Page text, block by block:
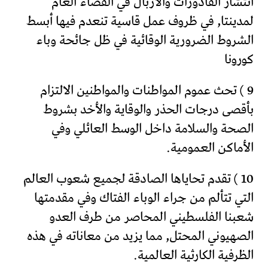
لمدينتا, في ظروف عمل قاسية تنعدم فيها أبسط
الشروط الضرورية الوقائية في ظل جائحة وباء
كورونا
9 ) تحث عموم المواطنات والمواطنين الالتزام
بأقصى درجات الحذر والوقاية والأخد بشروط
الصحة والسلامة داخل الوسط العائلي وفي
الأماكن العمومية.
10 ) تقدم تحاياها الصادقة لجميع شعوب العالم
التي تتألم من جراء الوباء الفتاك وفي مقدمتها
شعبنا الفلسطيني المحاصر من طرف العدو
الصهيوني المحتل, مما يزيد من معاناته في هذه
الظرفية الكارثية العالمية.